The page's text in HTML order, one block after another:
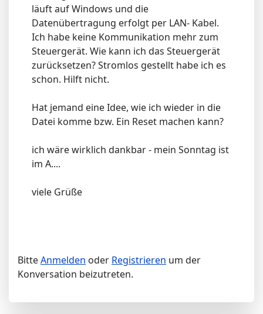
läuft auf Windows und die
Datenübertragung erfolgt per LAN- Kabel.
Ich habe keine Kommunikation mehr zum
Steuergerät. Wie kann ich das Steuergerät
zurücksetzen? Stromlos gestellt habe ich es
schon. Hilft nicht.
Hat jemand eine Idee, wie ich wieder in die
Datei komme bzw. Ein Reset machen kann?
ich wäre wirklich dankbar - mein Sonntag ist
im A....
viele Grüße
BitteAnmelden oder Registrieren um der
Konversation beizutreten.